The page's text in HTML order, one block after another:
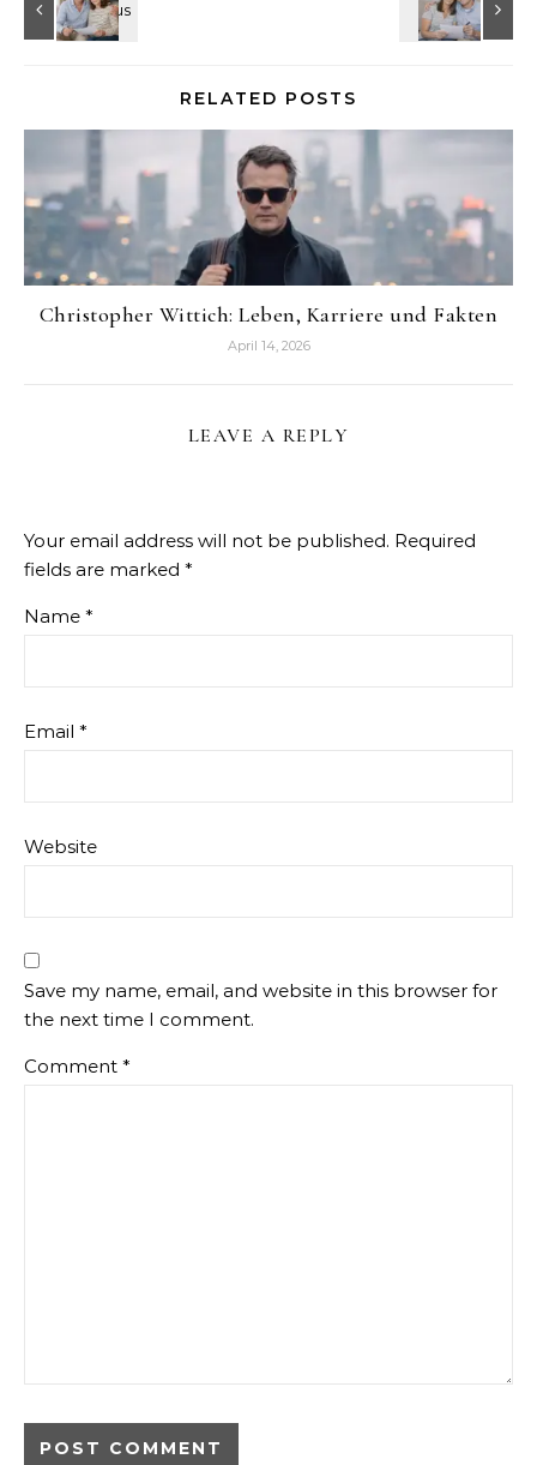
RELATED POSTS
Christopher Wittich: Leben, Karriere und Fakten
April 14, 2026
LEAVE A REPLY
Your email address will not be published. Required
fields are marked *
Name *
Email *
Website
Save my name, email, and website in this browser for
the next time I comment.
Comment *